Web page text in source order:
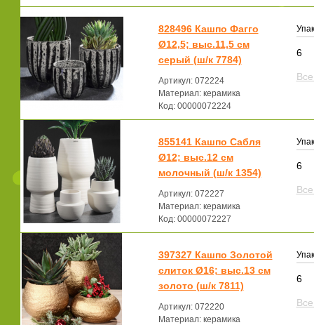
828496 Кашпо Фагго
Ø12,5; выс.11,5 см
серый (ш/к 7784)
Артикул: 072224
Материал: керамика
Код: 00000072224
6
855141 Кашпо Сабля
Ø12; выс.12 см
молочный (ш/к 1354)
Артикул: 072227
Материал: керамика
Код: 00000072227
6
397327 Кашпо Золотой
слиток Ø16; выс.13 см
золото (ш/к 7811)
Артикул: 072220
Материал: керамика
6